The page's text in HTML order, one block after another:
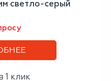
светло-серый
1 клик